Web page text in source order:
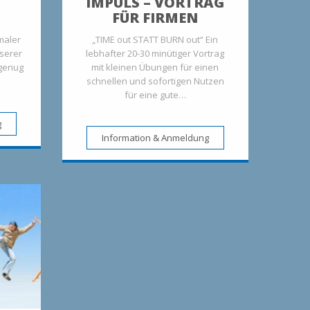
FÜR FIRMEN
„TIME out STATT BURN out“ Ein
lebhafter 20-30 minütiger Vortrag
mit kleinen Übungen für einen
schnellen und sofortigen Nutzen
für eine gute…
Information & Anmeldung